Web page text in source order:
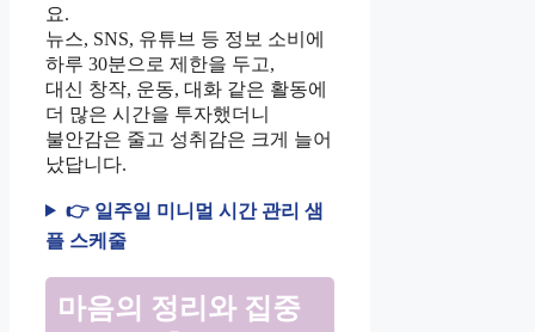
요.
뉴스, SNS, 유튜브 등 정보 소비에
하루 30분으로 제한을 두고,
대신 창작, 운동, 대화 같은 활동에
더 많은 시간을 투자했더니
불안감은 줄고 성취감은 크게 늘어
났답니다.
👉 일주일 미니멀 시간 관리 샘
플 스케줄
마음의 정리와 집중